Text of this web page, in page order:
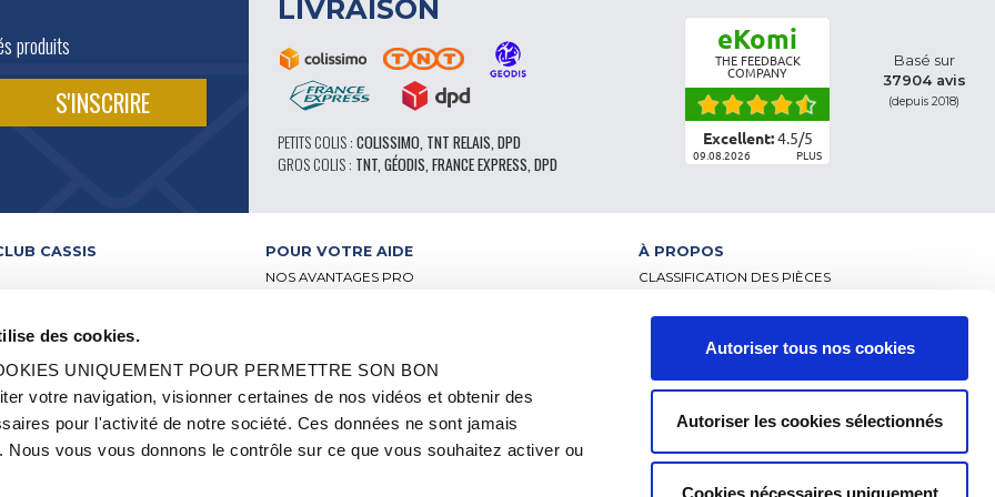
des cookies.
UNIQUEMENT POUR PERMETTRE SON BON
votre navigation, visionner certaines de nos vidéos et obtenir des
pour l'activité de notre société. Ces données ne sont jamais
Nous vous vous donnons le contrôle sur ce que vous souhaitez activer ou
Autoriser tous nos cookies
Autoriser les cookies sélectionnés
Cookies nécessaires uniquement
produits
LIVRAISON
PETITS COLIS : COLISSIMO, TNT RELAIS, DPD
GROS COLIS : TNT, GÉODIS, FRANCE EXPRESS, DPD
eKomi
THE FEEDBACK
COMPANY
Excellent:4.5/5
09.08.2026 PLUS
Basé sur
37904 avis
(depuis 2018)
CASSIS
ET LABELS
ET MÉHARI
POUR VOTRE AIDE
NOS AVANTAGES PRO
PIÈCES 602 – HAUTE PERFORMANCE
PIÈCES ORIGINE
CONSEILS TECHNIQUES
À PROPOS
CLASSIFICATION DES PIÈCES
CGV – CLIENTS PROFESSIONNELS
MENTIONS LÉGALES
DONNÉES PERSONNELLES ET COOKIES
FRAIS DE LIVRAISON